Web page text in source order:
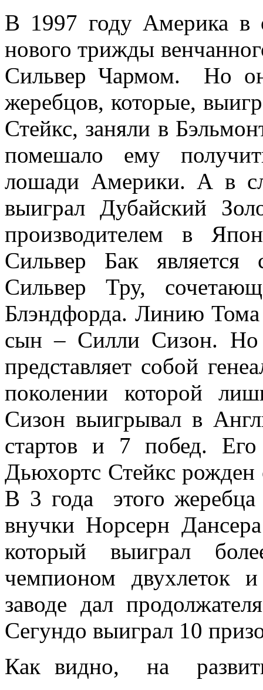
В 1997 году Америка в
нового трижды
Сильвер Чармом. Но он
жеребцов, которые,
Стейкс, заняли в
помешало ему
лошади Америки. А в
выиграл Дубайский
производителем в
Сильвер Бак
Сильвер Тру,
Блэндфорда. Линию
сын – Силли Сизон. Но
представляет собой
поколении которой
Сизон выигрывал в
стартов и 7 побед.
Дьюхортс Стейкс рожден
В 3 года этого
внучки Норсерн
который выиграл
чемпионом двухлеток
заводе дал
Сегундо выиграл 10
Как видно, на